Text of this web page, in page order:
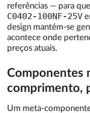
referências — para
C0402-100NF-25V
design mantém-se
acontece onde
preços atuais.
Componentes
comprimento,
Um meta-